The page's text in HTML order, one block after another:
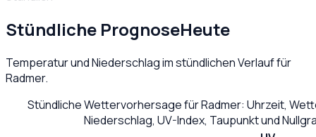
Stündliche PrognoseHeute
Temperatur und Niederschlag im stündlichen Verlauf für
Radmer.
Stündliche Wettervorhersage fürRadmer: Uhrzeit,
Niederschlag, UV-Index, Taupunkt und